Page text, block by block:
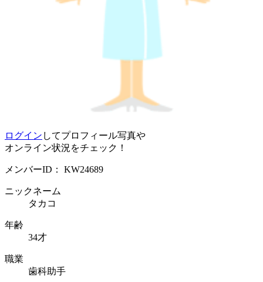
ログイン してプロフィール写真や
オンライン状況をチェック！
メンバーID： KW24689
ニックネーム
タカコ
年齢
34才
職業
歯科助手